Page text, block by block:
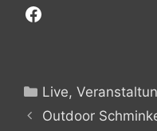
Facebook
Kategorien
Live,
Outdoor